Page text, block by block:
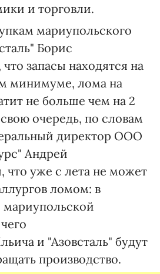
и торговли.
мариупольского
Борис
запасы находятся на
минимуме, лома на
не больше чем на 2
очередь, по словам
директор ООО
Андрей
что уже с лета не может
ломом: в
и "Азовсталь" будут
производство.